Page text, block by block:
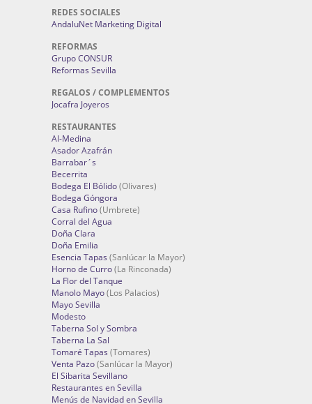
REDES SOCIALES
AndaluNet Marketing Digital
REFORMAS
Grupo CONSUR
Reformas Sevilla
REGALOS / COMPLEMENTOS
Jocafra Joyeros
RESTAURANTES
Al-Medina
Asador Azafrán
Barrabar´s
Becerrita
Bodega El Bólido(Olivares)
Bodega Góngora
Casa Rufino(Umbrete)
Corral del Agua
Doña Clara
Doña Emilia
Esencia Tapas (Sanlúcar la Mayor)
Horno de Curro(La Rinconada)
La Flor del Tanque
Manolo Mayo(Los Palacios)
Mayo Sevilla
Modesto
Taberna Sol y Sombra
Taberna La Sal
Tomaré Tapas (Tomares)
Venta Pazo(Sanlúcar la Mayor)
El Sibarita Sevillano
Restaurantes en Sevilla
Menús de Navidad en Sevilla